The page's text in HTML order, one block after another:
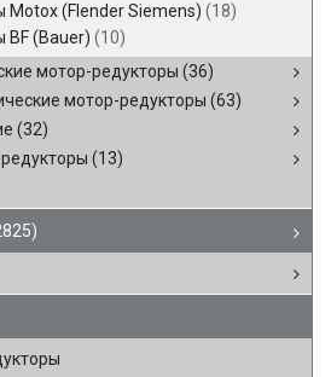
Motox (Flender Siemens) (18)
BF (Bauer) (10)
мотор-редукторы (36)
мотор-редукторы (63)
(32)
(13)